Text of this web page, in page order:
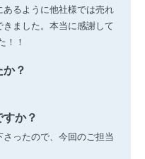
るように他社様では売れ
ました。本当に感謝して
！！
？
か？
ったので、今回のご担当